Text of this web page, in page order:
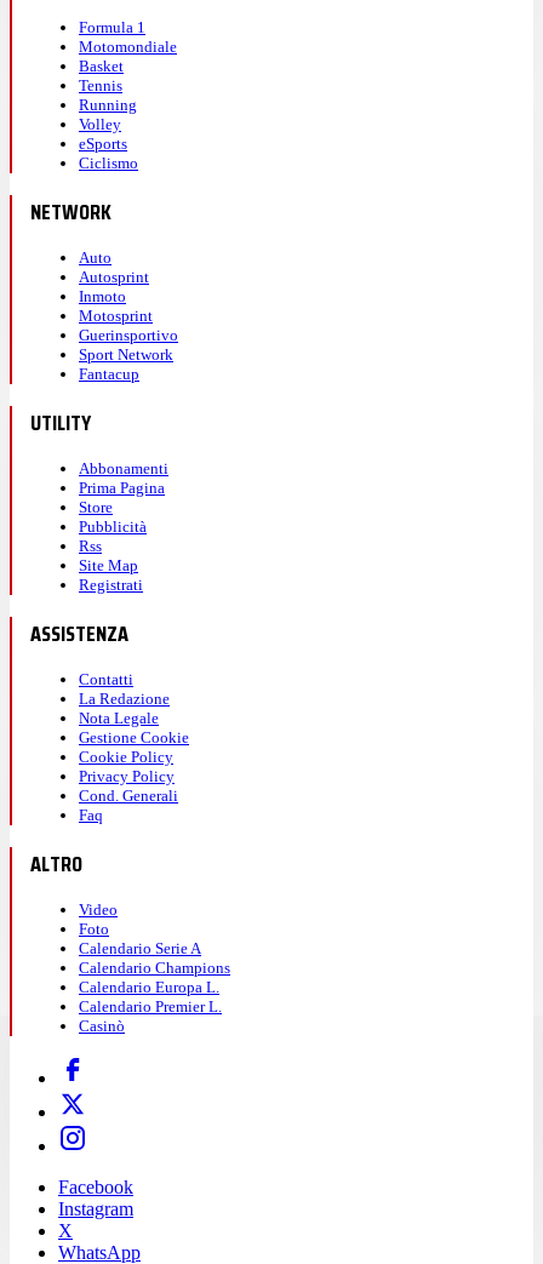
Formula 1
Motomondiale
Basket
Tennis
Running
Volley
eSports
Ciclismo
NETWORK
Auto
Autosprint
Inmoto
Motosprint
Guerinsportivo
Sport Network
Fantacup
UTILITY
Abbonamenti
Prima Pagina
Store
Pubblicità
Rss
Site Map
Registrati
ASSISTENZA
Contatti
La Redazione
Nota Legale
Gestione Cookie
Cookie Policy
Privacy Policy
Cond. Generali
Faq
ALTRO
Video
Foto
Calendario Serie A
Calendario Champions
Calendario Europa L.
Calendario Premier L.
Casinò
Facebook
Instagram
X
WhatsApp